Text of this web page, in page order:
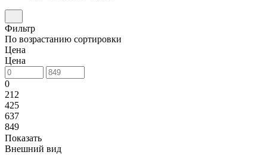
Фильтр
По возрастанию сортировки
Цена
Цена
0
212
425
637
849
Показать
Внешний вид